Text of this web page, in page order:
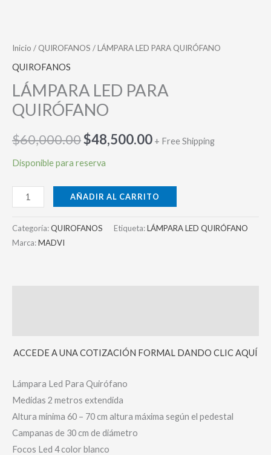
Inicio / QUIROFANOS / LÁMPARA LED PARA QUIRÓFANO
QUIROFANOS
LÁMPARA LED PARA
QUIRÓFANO
$60,000.00El
precio
original
era:
$60,000.00.
$48,500.00El
actual
es:
$48,500.00.
+ Free Shipping
Disponible para reserva
LÁMPARA
LED
PARA
QUIRÓFANO
AÑADIR AL CARRITO
Categoría:QUIROFANOS Etiqueta:LÁMPARA LED QUIRÓFANO
Marca:MADVI
ACCEDE A UNA COTIZACIÓN FORMAL DANDO CLIC AQUÍ
Lámpara Led Para Quirófano
Medidas 2 metros extendida
Altura mínima 60 – 70 cm altura máxima según el pedestal
Campanas de 30 cm de diámetro
Focos Led 4 color blanco